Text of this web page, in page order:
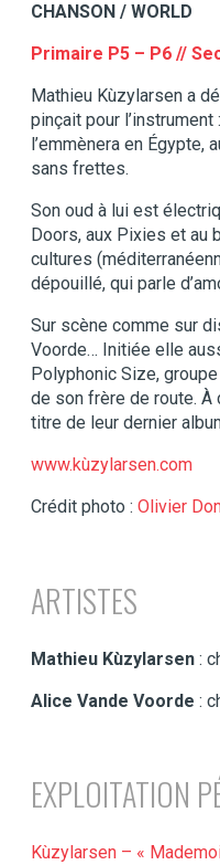
CHANSON / WORLD
Primaire P5 – P6 //
Mathieu Kùzylarsen a
pinçait pour
l’emmènera en Égypte,
sans frettes.
Son oud à lui est
Doors, aux Pixies et
cultures
dépouillé, qui parle
Sur scène comme sur
Voorde… Initiée elle
Polyphonic Size,
de son frère de route. À
titre de leur dernier
www.kùzylarsen.com
Crédit photo : Olivier
ARTISTES
Mathieu Kùzylarsen:
Alice Vande Voorde :
EXPLOITATION
Kùzylarsen – «